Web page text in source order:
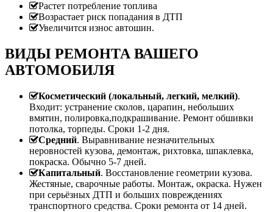
Растет потребление топлива
Возрастает риск попадания в ДТП
Увеличится износ автошин.
ВИДЫ РЕМОНТА ВАШЕГО
АВТОМОБИЛЯ
Косметический (локальный, легкий, мелкий).
Входит: устранение сколов, царапин, небольших
вмятин, полировка,подкрашивание. Ремонт обшивки
потолка, торпеды. Сроки 1-2 дня.
Средний. Выравнивание незначительных
неровностей кузова, демонтаж, рихтовка, шпаклевка,
покраска. Обычно 5-7 дней.
Капитальный. Восстановление геометрии кузова.
Жестяные, сварочные работы. Монтаж, окраска. Нужен
при серьёзных ДТП и больших повреждениях
транспортного средства. Сроки ремонта от 14 дней.